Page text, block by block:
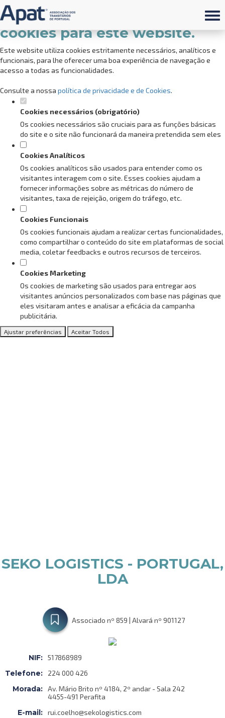
Defina as suas preferências de
cookies para este website.
Este website utiliza cookies estritamente necessários, analíticos e
funcionais, para lhe oferecer uma boa experiência de navegação e
acesso a todas as funcionalidades.
Consulte a nossa política de privacidade e de Cookies.
Cookies necessários (obrigatório)
Os cookies necessários são cruciais para as funções básicas
do site e o site não funcionará da maneira pretendida sem eles
Cookies Analíticos
Os cookies analíticos são usados para entender como os
visitantes interagem com o site. Esses cookies ajudam a
fornecer informações sobre as métricas do número de
visitantes, taxa de rejeição, origem do tráfego, etc.
Cookies Funcionais
Os cookies funcionais ajudam a realizar certas funcionalidades,
como compartilhar o conteúdo do site em plataformas de social
media, coletar feedbacks e outros recursos de terceiros.
Cookies Marketing
Os cookies de marketing são usados para entregar aos
visitantes anúncios personalizados com base nas páginas que
eles visitaram antes e analisar a eficácia da campanha
publicitária.
Ajustar preferências Aceitar Todos
SEKO LOGISTICS - PORTUGAL,
LDA
Associado nº 859 | Alvará nº 901127
NIF: 517868989
Telefone: 224 000 426
Morada: Av. Mário Brito nº 4184, 2º andar - Sala 242
4455-491 Perafita
E-mail: rui.coelho@sekologistics.com